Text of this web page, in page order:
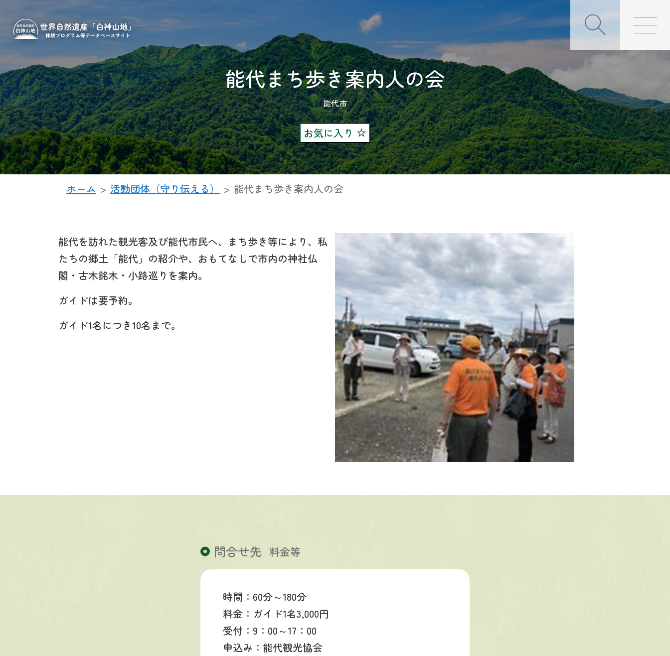
能代まち歩き案内人の会
能代市
お気に入り
ホーム 活動団体（守り伝える） 能代まち歩き案内人の会
能代を訪れた観光客及び能代市民へ、まち歩き等により、私
たちの郷土「能代」の紹介や、おもてなしで市内の神社仏
閣・古木銘木・小路巡りを案内。
ガイドは要予約。
ガイド1名につき10名まで。
問合せ先 料金等
時間：60分～180分
料金：ガイド1名3,000円
受付：9：00～17：00
申込み：能代観光協会